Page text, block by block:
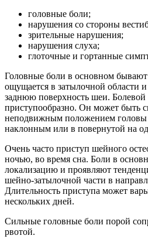
головные боли;
нарушения со стороны
зрительные нарушения;
нарушения слуха;
глоточные и гортанные
Головные боли в основном
ощущается в затылочной области и
заднюю поверхность шеи. Болевой
приступообразно. Он может быть
неподвижным положением
наклонным или в повернутой на
Очень часто приступ шейного
ночью, во время сна. Боли в
локализацию и проявляют
шейно-затылочной части в
Длительность приступа может
нескольких дней.
Сильные головные боли порой
рвотой.